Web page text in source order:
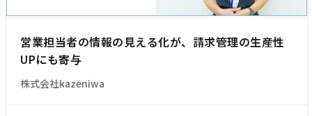
営業担当者の情報の見える化が、請求管理の生産性
UPにも寄与
株式会社kazeniwa